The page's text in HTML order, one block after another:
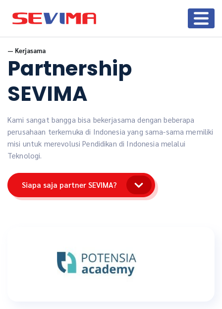
— Kerjasama
Partnership
SEVIMA
Kami sangat bangga bisa bekerjasama dengan beberapa
perusahaan terkemuka di Indonesia yang sama-sama memiliki
misi untuk merevolusi Pendidikan di Indonesia melalui
Teknologi.
Siapa saja partner SEVIMA?